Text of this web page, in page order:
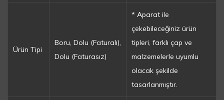
Ürün Tipi
Boru, Dolu (Faturalı),
Dolu (Faturasız)
* Aparat ile
çekebileceğiniz ürün
tipleri, farklı çap ve
malzemelerle uyumlu
olacak şekilde
tasarlanmıştır.